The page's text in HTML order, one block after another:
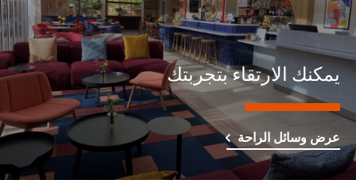
يمكنك الارتقاء بتجربتك
عرض وسائل الراحة